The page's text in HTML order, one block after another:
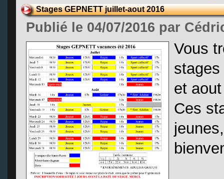
Stages GEPNETT juillet-aout 2016
Publié le 04/07/2016 par
Vous
et
Ces